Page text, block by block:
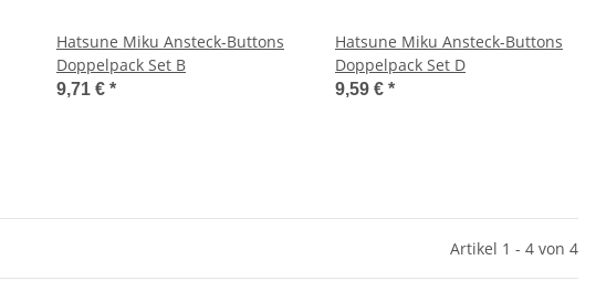
Hatsune Miku Ansteck-Buttons
Doppelpack Set B
9,71 € *
Hatsune Miku Ansteck-Buttons
Doppelpack Set D
9,59 € *
Artikel 1 - 4 von 4